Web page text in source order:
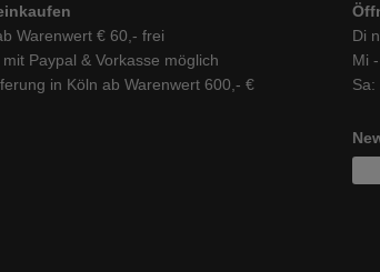
Warenwert € 60,- frei
Paypal & Vorkasse möglich
in Köln ab Warenwert 600,- €
Di
Mi
Sa: